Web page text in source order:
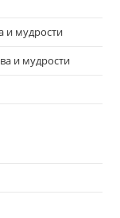
и мудрости
и мудрости